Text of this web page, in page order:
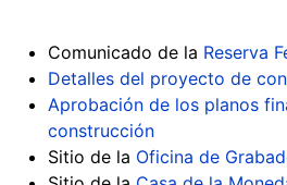
Comunicado de la Reserva
Detalles del proyecto de
Aprobación de los planos
construcción
Sitio de la Oficina de